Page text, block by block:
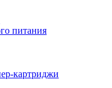
питания
картриджи